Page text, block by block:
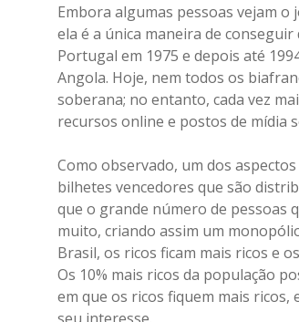
Embora algumas pessoas vejam o
ela é a única maneira de
Portugal em 1975 e depois até
Angola. Hoje, nem todos os
soberana; no entanto, cada vez
recursos online e postos de mídia
Como observado, um dos
bilhetes vencedores que são
que o grande número de pessoas
muito, criando assim um
Brasil, os ricos ficam mais ricos e
Os 10% mais ricos da população
em que os ricos fiquem mais